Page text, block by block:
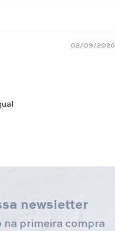
02/09/2026
newsletter
primeira compra